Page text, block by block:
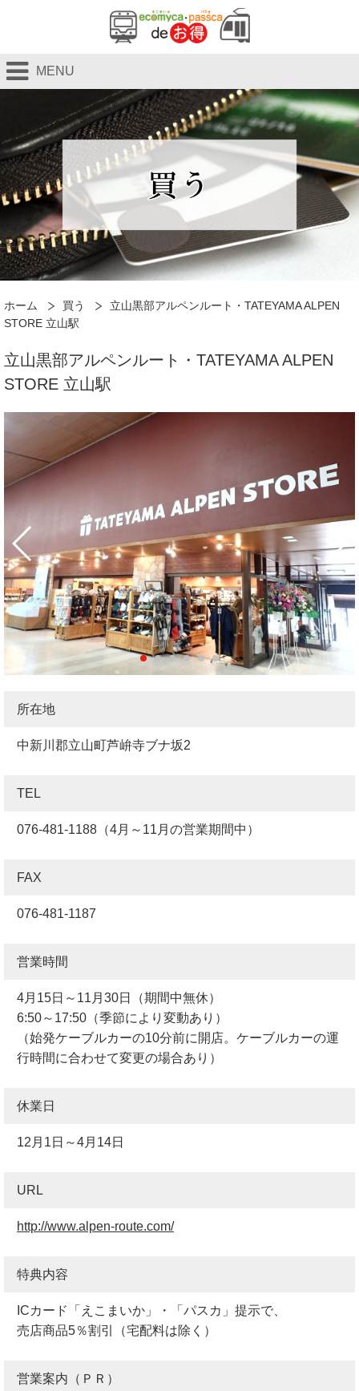
MENU
ホーム 買う
立山黒部アルペンルート・TATEYAMA ALPEN
STORE 立山駅
立山黒部アルペンルート・TATEYAMA ALPEN
STORE 立山駅
所在地
中新川郡立山町芦峅寺ブナ坂2
TEL
076-481-1188（4月～11月の営業期間中）
FAX
076-481-1187
営業時間
4月15日～11月30日（期間中無休）
6:50～17:50（季節により変動あり）
（始発ケーブルカーの10分前に開店。ケーブルカーの運
行時間に合わせて変更の場合あり）
休業日
12月1日～4月14日
URL
http://www.alpen-route.com/
特典内容
ICカード「えこまいか」・「パスカ」提示で、
売店商品5％割引（宅配料は除く）
営業案内（ＰＲ）